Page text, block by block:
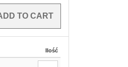
Ilość